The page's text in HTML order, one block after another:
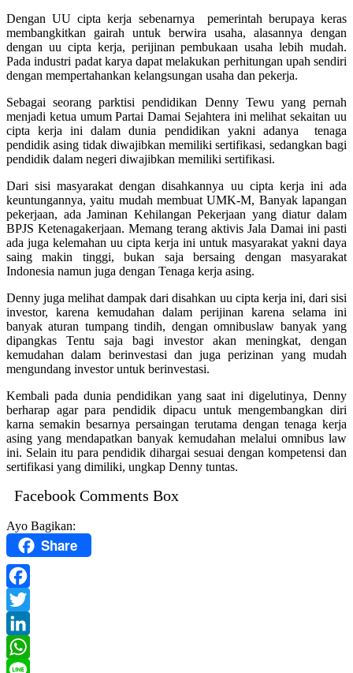
Dengan UU cipta kerja sebenarnya pemerintah berupaya keras
membangkitkan gairah untuk berwira usaha, alasannya dengan
dengan uu cipta kerja, perijinan pembukaan usaha lebih mudah.
Pada industri padat karya dapat melakukan perhitungan upah sendiri
dengan mempertahankan kelangsungan usaha dan pekerja.
Sebagai seorang parktisi pendidikan Denny Tewu yang pernah
menjadi ketua umum Partai Damai Sejahtera ini melihat sekaitan uu
cipta kerja ini dalam dunia pendidikan yakni adanya tenaga
pendidik asing tidak diwajibkan memiliki sertifikasi, sedangkan bagi
pendidik dalam negeri diwajibkan memiliki sertifikasi.
Dari sisi masyarakat dengan disahkannya uu cipta kerja ini ada
keuntungannya, yaitu mudah membuat UMK-M, Banyak lapangan
pekerjaan, ada Jaminan Kehilangan Pekerjaan yang diatur dalam
BPJS Ketenagakerjaan. Memang terang aktivis Jala Damai ini pasti
ada juga kelemahan uu cipta kerja ini untuk masyarakat yakni daya
saing makin tinggi, bukan saja bersaing dengan masyarakat
Indonesia namun juga dengan Tenaga kerja asing.
Denny juga melihat dampak dari disahkan uu cipta kerja ini, dari sisi
investor, karena kemudahan dalam perijinan karena selama ini
banyak aturan tumpang tindih, dengan omnibuslaw banyak yang
dipangkas Tentu saja bagi investor akan meningkat, dengan
kemudahan dalam berinvestasi dan juga perizinan yang mudah
mengundang investor untuk berinvestasi.
Kembali pada dunia pendidikan yang saat ini digelutinya, Denny
berharap agar para pendidik dipacu untuk mengembangkan diri
karna semakin besarnya persaingan terutama dengan tenaga kerja
asing yang mendapatkan banyak kemudahan melalui omnibus law
ini. Selain itu para pendidik dihargai sesuai dengan kompetensi dan
sertifikasi yang dimiliki, ungkap Denny tuntas.
Facebook Comments Box
Ayo Bagikan:
Share
Facebook
Twitter
LinkedIn
WhatsApp